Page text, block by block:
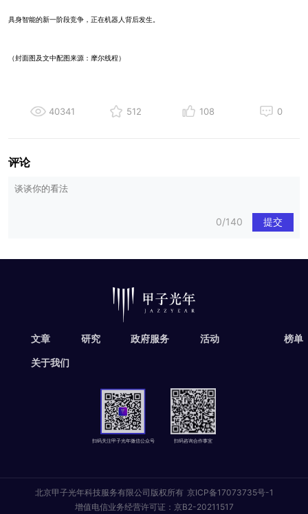
具身智能的新一阶段竞争，正在机器人背后发生。
（封面图及文中配图来源：摩尔线程）
40341 512 108 0
评论
0/140 提交
文章 研究 政府服务 活动 榜单
关于我们
扫码关注甲子光年微信公众号 扫码咨询合作事宜
北京甲子光年科技服务有限公司版权所有 京ICP备17073735号-1
增值电信业务经营许可证：京B2-20211517